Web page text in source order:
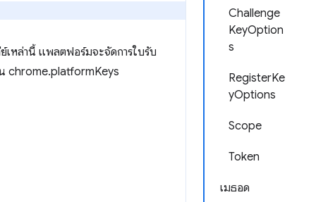
Challenge
KeyOption
s
RegisterKe
yOptions
Scope
Token
เมธอด
เหล่านี้ แพลตฟอร์มจะจัดการใบรับ
น chrome.platformKeys